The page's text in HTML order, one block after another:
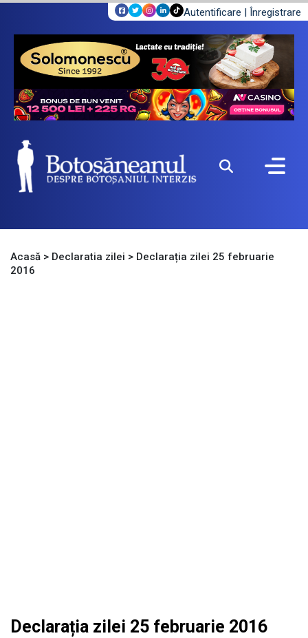
Autentificare | Înregistrare
Acasă > Declaratia zilei > Declarația zilei 25 februarie
2016
Declarația zilei 25 februarie 2016